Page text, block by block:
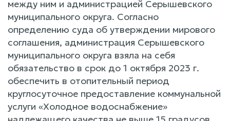
между ним и администрацией Серышевского
муниципального округа. Согласно
определению суда об утверждении мирового
соглашения, администрация Серышевского
муниципального округа взяла на себя
обязательство в срок до 1 октября 2023 г.
обеспечить в отопительный период
круглосуточное предоставление коммунальной
услуги «Холодное водоснабжение»